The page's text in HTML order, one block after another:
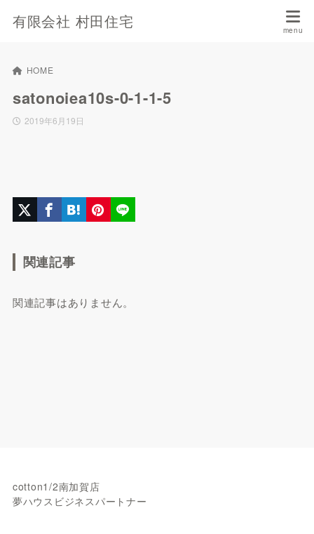
有限会社 村田住宅
HOME
satonoiea10s-0-1-1-5
2019年6月19日
関連記事
関連記事はありません。
cotton1/2南加賀店
夢ハウスビジネスパートナー